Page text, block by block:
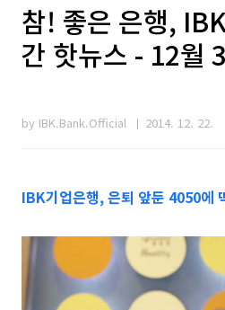
참! 좋은 은행,
간 핫뉴스 - 12월
by IBK.Bank.Official 2014. 12. 22.
IBK기업은행, 은퇴 앞둔 4050에